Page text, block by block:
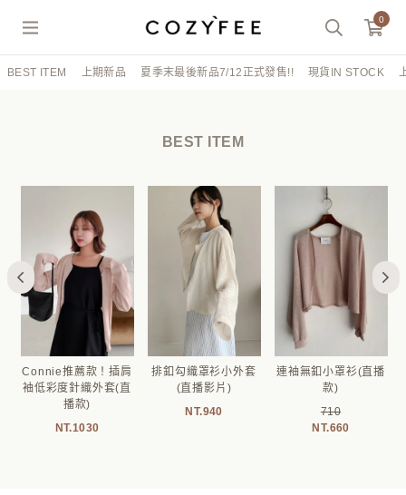
0
BEST ITEM 上期新品 夏季末最後新品7/12正式發售!! 現貨IN STOCK
BEST ITEM
Connie推薦款！插肩
袖低彩度針織外套(直
播款)
1030
排釦勾織罩衫小外套
(直播影片)
940
連袖無釦小罩衫(直播
款)
710
660